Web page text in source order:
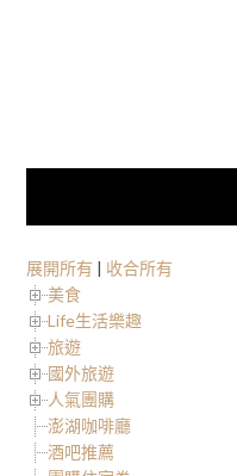
展開所有 | 收合所有
美食
Life生活樂趣
旅遊
國外旅遊
人氣團購
澎湖咖啡廳
酒吧推薦